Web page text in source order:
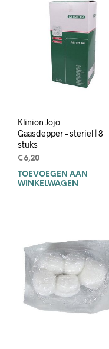
Klinion Jojo
Gaasdepper – steriel | 8
stuks
€6,20
TOEVOEGEN AAN
WINKELWAGEN